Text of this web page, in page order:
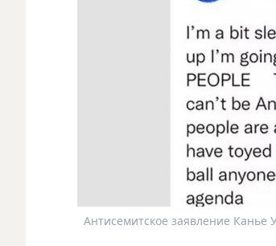
Антисемитское заявление Канье